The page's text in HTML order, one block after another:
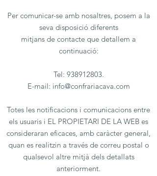
Per comunicar-se amb nosaltres, posem a la
seva disposició diferents
mitjans de contacte que detallem a
continuació:
Tel: 938912803.
E-mail: info@confrariacava.com
Totes les notificacions i comunicacions entre
els usuaris i EL PROPIETARI DE LA WEB es
consideraran eficaces, amb caràcter general,
quan es realitzin a través de correu postal o
qualsevol altre mitjà dels detallats
anteriorment.